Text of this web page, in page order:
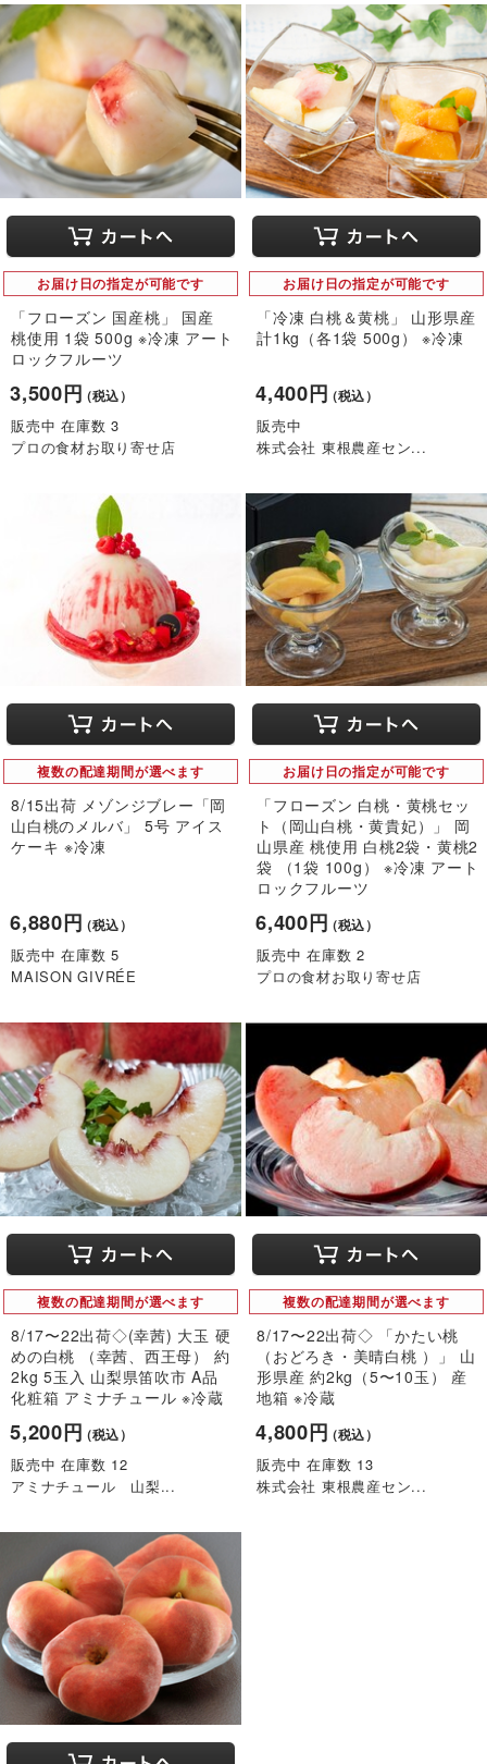
お届け日の指定が可能です
「フローズン 国産桃」 国産
桃使用 1袋 500g ※冷凍 アート
ロックフルーツ
3,500円（税込）
販売中 在庫数 3
プロの食材お取り寄せ店
お届け日の指定が可能です
「冷凍 白桃＆黄桃」 山形県産
計1kg（各1袋 500g） ※冷凍
4,400円（税込）
販売中
株式会社 東根農産セン...
複数の配達期間が選べます
8/15出荷 メゾンジブレー「岡
山白桃のメルバ」 5号 アイス
ケーキ ※冷凍
6,880円（税込）
販売中 在庫数 5
MAISON GIVRÉE
お届け日の指定が可能です
「フローズン 白桃・黄桃セッ
ト（岡山白桃・黄貴妃）」 岡
山県産 桃使用 白桃2袋・黄桃2
袋 （1袋 100g） ※冷凍 アート
ロックフルーツ
6,400円（税込）
販売中 在庫数 2
プロの食材お取り寄せ店
複数の配達期間が選べます
8/17〜22出荷◇(幸茜) 大玉 硬
めの白桃 （幸茜、西王母） 約
2kg 5玉入 山梨県笛吹市 A品
化粧箱 アミナチュール ※冷蔵
5,200円（税込）
販売中 在庫数 12
アミナチュール 山梨...
複数の配達期間が選べます
8/17〜22出荷◇ 「かたい桃
（おどろき・美晴白桃 ）」 山
形県産 約2kg（5〜10玉） 産
地箱 ※冷蔵
4,800円（税込）
販売中 在庫数 13
株式会社 東根農産セン...